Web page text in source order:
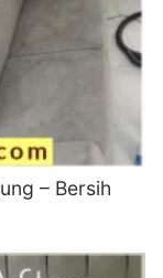
– Bersih